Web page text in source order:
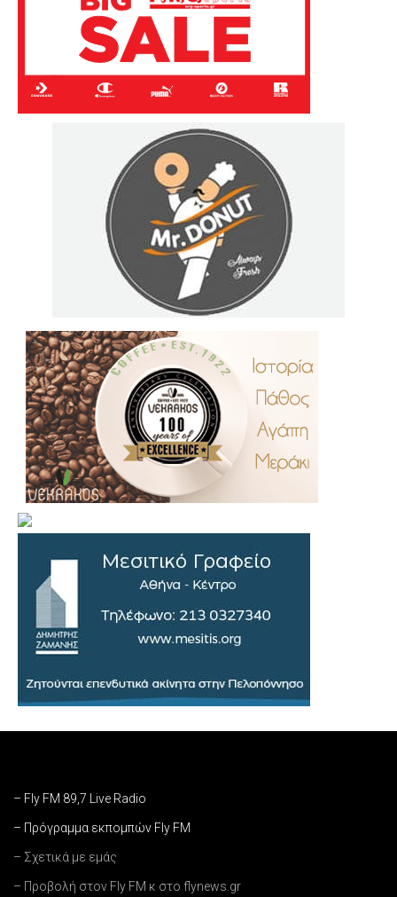
– Fly FM 89,7 Live Radio
– Πρόγραμμα εκπομπών Fly FM
– Σχετικά με εμάς
– Προβολή στον Fly FM κ στο flynews.gr